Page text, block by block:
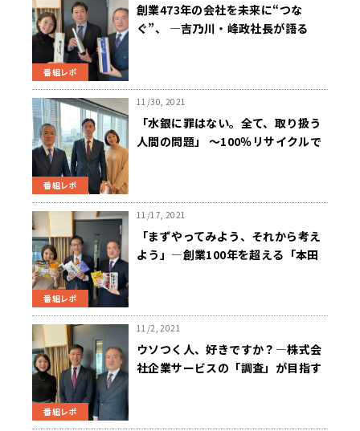
番組レポ
創業473年の会社を未来に“つな
ぐ”、 —吉乃川・峰政社長が語る
番組レポ
11/30, 2021
「水銀に罪はない。全て、取り扱う
人間の問題」 ～100％リサイクルで
番組レポ
11/17, 2021
「まずやってみよう、それから考え
よう」—創業100年を超える「本田
番組レポ
11/2, 2021
ウソつく人、好きですか？—株式会
社企業サービスの「調査」が目指す